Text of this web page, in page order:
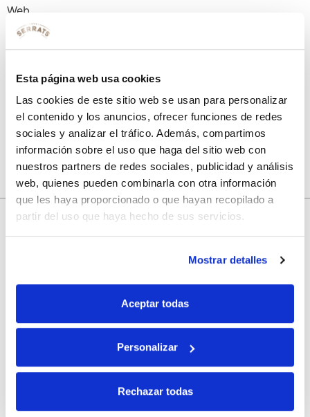
Esta página web usa cookies
Las cookies de este sitio web se usan para personalizar
el contenido y los anuncios, ofrecer funciones de redes
sociales y analizar el tráfico. Además, compartimos
información sobre el uso que haga del sitio web con
nuestros partners de redes sociales, publicidad y análisis
web, quienes pueden combinarla con otra información
que les haya proporcionado o que hayan recopilado a
partir del uso que haya hecho de sus servicios.
Mostrar detalles
Aceptar todas
Personalizar
Rechazar todas
Web
Guarda mi nombre, correo electrónico y web en este
10% de descuento
con tu primera compra.
un 10% de descuento en tu primera compra.